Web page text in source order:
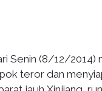
Senin (8/12/2014)
teror dan